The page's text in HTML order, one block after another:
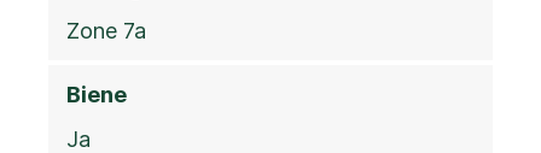
Zone 7a
Biene
Ja